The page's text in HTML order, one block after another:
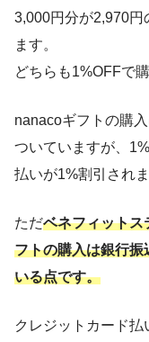
3,000円分が2,970円
ます。
どちらも1%OFFで
nanacoギフトの購
ついていますが、
払いが1%割引されま
ただベネフィット
フトの購入は銀行
いる点です。
クレジットカード